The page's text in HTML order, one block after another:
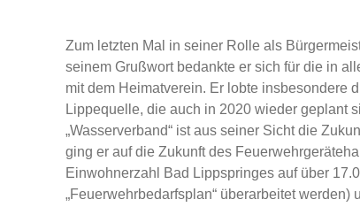
Zum letzten Mal in seiner Rolle als
seinem Grußwort bedankte er sich für die in
mit dem Heimatverein. Er lobte insbesondere
Lippequelle, die auch in 2020 wieder geplant
„Wasserverband“ ist aus seiner Sicht die
ging er auf die Zukunft des
Einwohnerzahl Bad Lippspringes auf über
„Feuerwehrbedarfsplan“ überarbeitet